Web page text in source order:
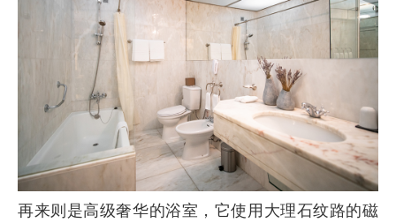
再来则是高级奢华的浴室，它使用大理石纹路的磁